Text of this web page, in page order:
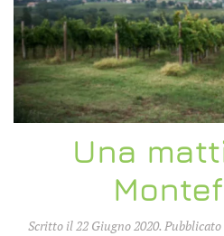
Una
Scritto il 22 Giugno 2020.